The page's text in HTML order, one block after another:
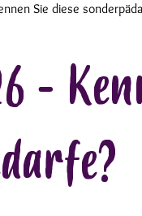
Sie diese
-